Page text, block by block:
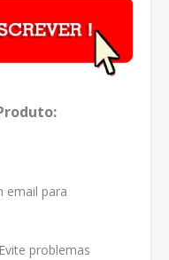
email para
problemas